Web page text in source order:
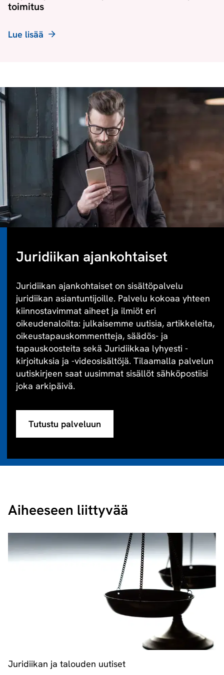
toimitus
Lue lisää
Juridiikan ajankohtaiset
Juridiikan ajankohtaiset on sisältöpalvelu
juridiikan asiantuntijoille. Palvelu kokoaa yhteen
kiinnostavimmat aiheet ja ilmiöt eri
oikeudenaloilta: julkaisemme uutisia, artikkeleita,
oikeustapauskommentteja, säädös- ja
tapauskoosteita sekä Juridiikkaa lyhyesti -
kirjoituksia ja -videosisältöjä. Tilaamalla palvelun
uutiskirjeen saat uusimmat sisällöt sähköpostiisi
joka arkipäivä.
Tutustu palveluun
Aiheeseen liittyvää
Juridiikan ja talouden uutiset